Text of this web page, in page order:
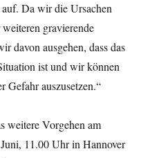
Da wir die Ursachen
gravierende
davon ausgehen, dass das
ist und wir können
Gefahr auszusetzen.“
weitere Vorgehen am
11.00 Uhr in Hannover